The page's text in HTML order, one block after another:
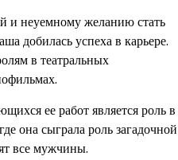
и неуемному желанию стать
добилась успеха в карьере.
в театральных
ее работ является роль в
она сыграла роль загадочной
все мужчины.